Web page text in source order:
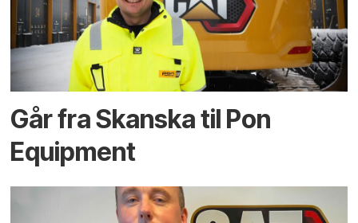
Går fra Skanska til Pon
Equipment